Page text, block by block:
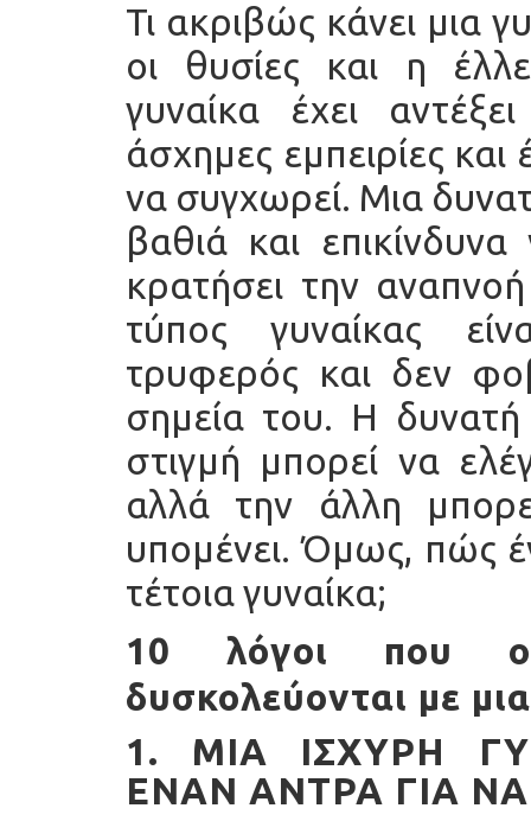
Τι ακριβώς κάνει μια
οι θυσίες και η
γυναίκα έχει
άσχημες εμπειρίες και
να συγχωρεί. Μια
βαθιά και
κρατήσει την
τύπος γυναίκας
τρυφερός και δεν
σημεία του. Η δυνατή
στιγμή μπορεί να
αλλά την άλλη
υπομένει. Όμως, πώς
τέτοια γυναίκα;
10 λόγοι που οι
δυσκολεύονται με
1. ΜΙΑ ΙΣΧΥΡΉ
ΈΝΑΝ ΆΝΤΡΑ ΓΙΑ